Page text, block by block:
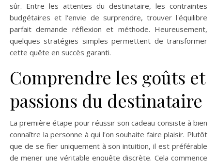
sûr. Entre les attentes du destinataire, les contraintes
budgétaires et l'envie de surprendre, trouver l'équilibre
parfait demande réflexion et méthode. Heureusement,
quelques stratégies simples permettent de transformer
cette quête en succès garanti.
Comprendre les goûts et
passions du destinataire
La première étape pour réussir son cadeau consiste à bien
connaître la personne à qui l'on souhaite faire plaisir. Plutôt
que de se fier uniquement à son intuition, il est préférable
de mener une véritable enquête discrète. Cela commence